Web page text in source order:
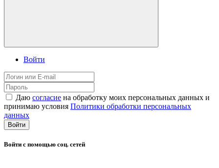
Войти
Даю согласие на обработку моих персональных данных и
принимаю условия Политики обработки персональных
данных
Войти
Войти с помощью соц. сетей